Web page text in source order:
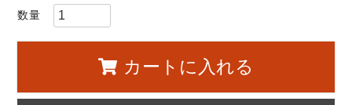
カートに入れる